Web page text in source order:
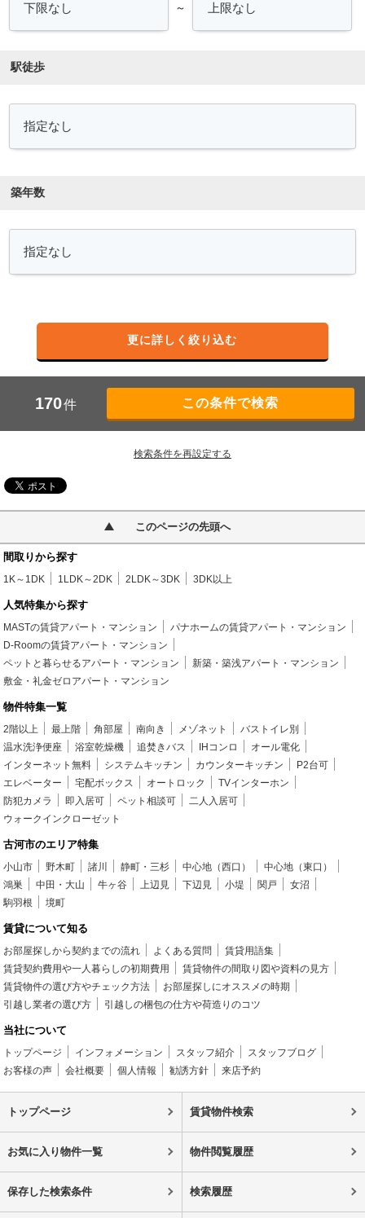
～
駅徒歩
築年数
更に詳しく絞り込む
170件
検索条件を再設定する
このページの先頭へ
間取りから探す
1K～1DK 1LDK～2DK 2LDK～3DK 3DK以上
人気特集から探す
MASTの賃貸アパート・マンション
パナホームの賃貸アパート・マンション
D-Roomの賃貸アパート・マンション
ペットと暮らせるアパート・マンション
新築・築浅アパート・マンション
敷金・礼金ゼロアパート・マンション
物件特集一覧
2階以上 最上階 角部屋 南向き メゾネット
バストイレ別
温水洗浄便座
浴室乾燥機 追焚きバス IHコンロ
オール電化
インターネット無料
システムキッチン カウンターキッチン
P2台可
エレベーター
宅配ボックス オートロック
TVインターホン
防犯カメラ
即入居可 ペット相談可
二人入居可
ウォークインクローゼット
古河市のエリア特集
小山市 野木町 諸川 静町・三杉 中心地（西口）
中心地（東口）
鴻巣
中田・大山 牛ヶ谷 上辺見 下辺見 小堤 関戸
女沼
駒羽根
境町
賃貸について知る
お部屋探しから契約までの流れ よくある質問
賃貸用語集
賃貸契約費用や一人暮らしの初期費用
賃貸物件の間取り図や資料の見方
賃貸物件の選び方やチェック方法
お部屋探しにオススメの時期
引越し業者の選び方
引越しの梱包の仕方や荷造りのコツ
当社について
トップページ インフォメーション スタッフ紹介
スタッフブログ
お客様の声
会社概要 個人情報 勧誘方針 来店予約
トップページ 賃貸物件検索
お気に入り物件一覧 物件閲覧履歴
保存した検索条件 検索履歴